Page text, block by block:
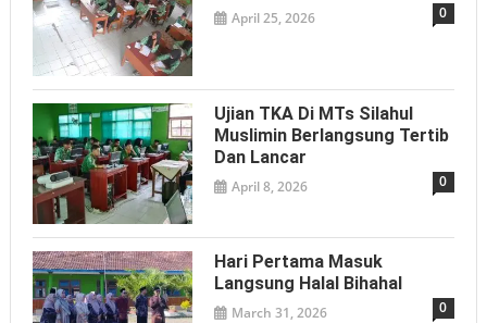
April 25, 2026 0
Ujian TKA Di MTs Silahul
Muslimin Berlangsung Tertib
Dan Lancar
April 8, 2026 0
Hari Pertama Masuk
Langsung Halal Bihahal
March 31, 2026 0